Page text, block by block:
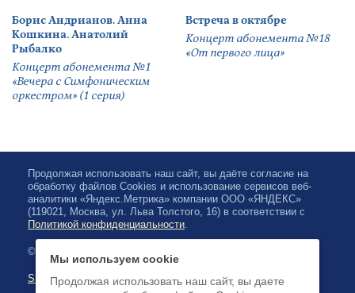
Борис Андрианов. Анна
Кошкина. Анатолий
Рыбалко
Концерт абонемента №1
«Вечера с Симфоническим
оркестром» (1 серия)
Встреча в октябре
Концерт абонемента №18
«От первого лица»
Продолжая использовать наш сайт, вы даёте согласие на
обработку файлов Cookies и использование сервисов веб-
аналитики «Яндекс.Метрика» компании ООО «ЯНДЕКС»
(119021, Москва, ул. Льва Толстого, 16) в соответствии с
Политикой конфиденциальности.
© 2026, Karjalan valtionfilharmonia
Sivuston kartta
Мы используем cookie
Продолжая использовать наш сайт, вы даете